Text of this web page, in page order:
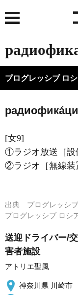
プログレッシブ ロ
[女9]
①ラジオ放送［設
②ラジオ［無線装
出典 プログレッシ
プログレッシブ ロ
送迎ドライバー/
害者施設
アトリエ聖風
神奈川県 川崎市